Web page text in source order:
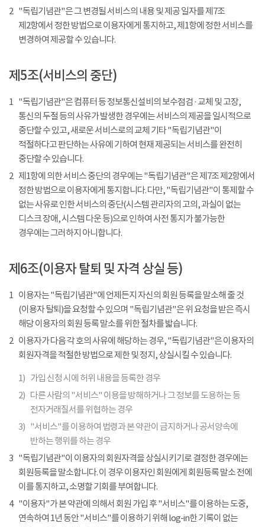
2 "독립기념관"은 그 변경될 서비스의 내용 및 제공 일자를 제7조
제2항에서 정한 방법으로 이용자에게 통지하고, 제1항에 정한 서비스를
변경하여 제공할 수 있습니다.
제5조(서비스의 중단)
1 "독립기념관"은 컴퓨터 등 정보통신설비의 보수점검 · 교체 및 고장,
통신의 두절 등의 사유가 발생한 경우에는 서비스의 제공을 일시적으로
중단할 수 있고, 새로운 서비스로의 교체 기타 "독립기념관"이
적절하다고 판단하는 사유에 기하여 현재 제공되는 서비스를 완전히
중단할 수 있습니다.
2 제1항에 의한 서비스 중단의 경우에는 "독립기념관"은 제7조 제2항에서
정한 방법으로 이용자에게 통지합니다. 다만, "독립기념관"이 통제할 수
없는 사유로 인한 서비스의 중단(시스템 관리자의 고의, 과실이 없는
디스크 장애, 시스템 다운 등)으로 인하여 사전 통지가 불가능한
경우에는 그러하지 아니합니다.
제6조(이용자 탈퇴 및 자격 상실 등)
1 이용자는 "독립기념관"에 언제든지 자신의 회원 등록을 말소해 줄 것
(이용자 탈퇴)을 요청할 수 있으며 "독립기념관"은 위 요청을 받은 즉시
해당 이용자의 회원 등록 말소를 위한 절차를 밟습니다.
2 이용자가 다음 각 호의 사유에 해당하는 경우, "독립기념관"은 이용자의
회원자격을 적절한 방법으로 제한 및 정지, 상실시킬 수 있습니다.
1) 가입 신청 시에 허위 내용을 등록한 경우
2) 다른 사람의 "서비스" 이용을 방해하거나 그 정보를 도용하는 등
전자거래질서를 위협하는 경우
3) "서비스"를 이용하여 법령과 본 약관이 금지하거나 공서양속에
반하는 행위를 하는 경우
3 "독립기념관"이 이용자의 회원자격을 상실시키기로 결정한 경우에는
회원등록을 말소합니다. 이 경우 이용자인 회원에게 회원등록 말소 전에
이를 통지하고, 소명할 기회를 부여합니다.
4
"이용자"가 본 약관에 의해서 회원 가입 후 "서비스"를 이용하는 도중,
연속하여 1년 동안 "서비스"를 이용하기 위해 log-in한 기록이 없는